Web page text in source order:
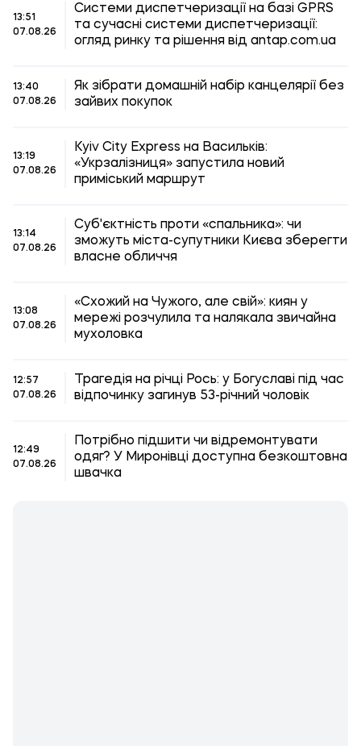
13:51
07.08.26
Системи диспетчеризації на базі GPRS
та сучасні системи диспетчеризації:
огляд ринку та рішення від antap.com.ua
13:40
07.08.26
Як зібрати домашній набір канцелярії без
зайвих покупок
13:19
07.08.26
Kyiv City Express на Васильків:
«Укрзалізниця» запустила новий
приміський маршрут
13:14
07.08.26
Суб'єктність проти «спальника»: чи
зможуть міста-супутники Києва зберегти
власне обличчя
13:08
07.08.26
«Схожий на Чужого, але свій»: киян у
мережі розчулила та налякала звичайна
мухоловка
12:57
07.08.26
Трагедія на річці Рось: у Богуславі під час
відпочинку загинув 53-річний чоловік
12:49
07.08.26
Потрібно підшити чи відремонтувати
одяг? У Миронівці доступна безкоштовна
швачка